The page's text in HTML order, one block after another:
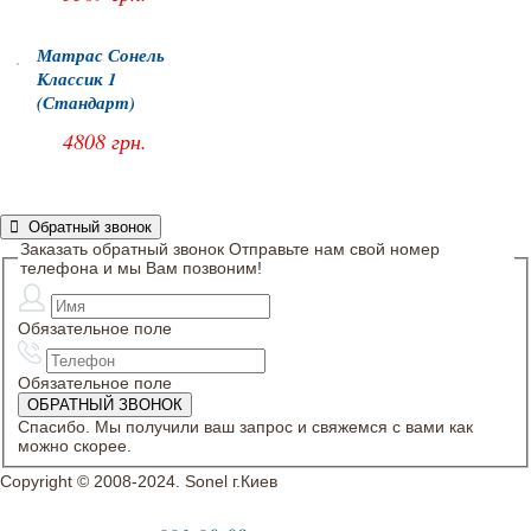
Матрас Сонель
Классик 1
(Стандарт)
4808 грн.
Обратный звонок
Заказать обратный звонокОтправьте нам свой номер
телефона и мы Вам позвоним!
Обязательное поле
Обязательное поле
Спасибо. Мы получили ваш запрос и свяжемся с вами как
можно скорее.
Copyright © 2008-2024. Sonel г.Киев